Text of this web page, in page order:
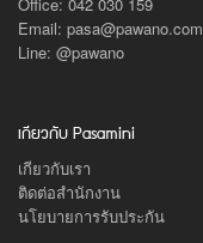
Email: pasa@pawano.com
Line: @pawano
เกียวกับ Pasamini
เกียวกับเรา
ติดต่อสำนักงาน
นโยบายการรับประกัน